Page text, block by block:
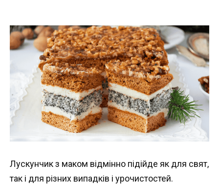
Лускунчик з маком відмінно підійде як для свят,
так і для різних випадків і урочистостей.